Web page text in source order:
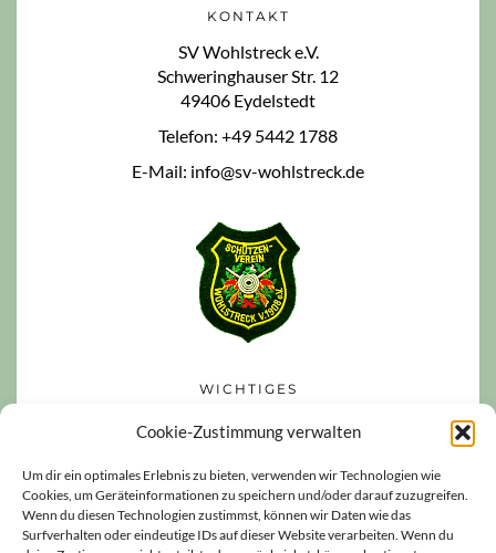
Cookie-Zustimmung verwalten
Um dir ein optimales Erlebnis zu bieten, verwenden wir Technologien wie
Cookies, um Geräteinformationen zu speichern und/oder darauf zuzugreifen.
Wenn du diesen Technologien zustimmst, können wir Daten wie das
Surfverhalten oder eindeutige IDs auf dieser Website verarbeiten. Wenn du
KONTAKT
SV Wohlstreck e.V.
Schweringhauser Str. 12
49406 Eydelstedt
Telefon: +49 5442 1788
E-Mail: info@sv-wohlstreck.de
WICHTIGES
Datenschutzerklärung
Impressum
Haftungsausschluss
Cookie-Richtlinie (EU)